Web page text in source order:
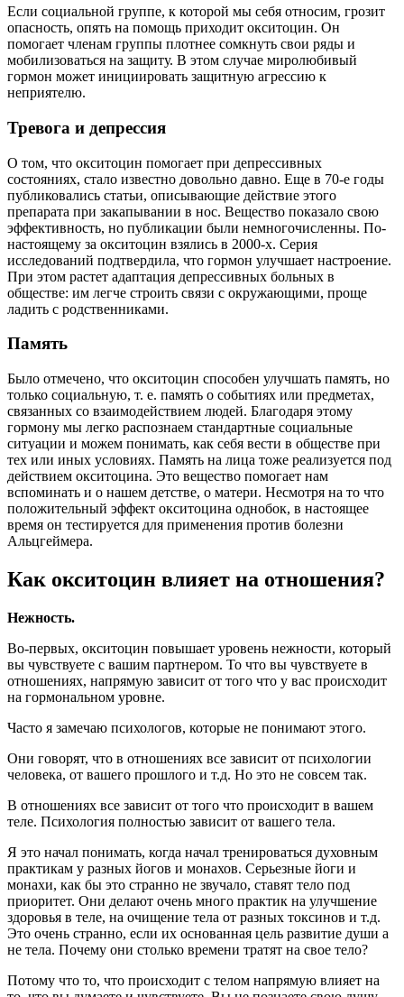
Если социальной группе, к которой мы себя относим, грозит
опасность, опять на помощь приходит окситоцин. Он
помогает членам группы плотнее сомкнуть свои ряды и
мобилизоваться на защиту. В этом случае миролюбивый
гормон может инициировать защитную агрессию к
неприятелю.
Тревога и депрессия
О том, что окситоцин помогает при депрессивных
состояниях, стало известно довольно давно. Еще в 70-е годы
публиковались статьи, описывающие действие этого
препарата при закапывании в нос. Вещество показало свою
эффективность, но публикации были немногочисленны. По-
настоящему за окситоцин взялись в 2000-х. Серия
исследований подтвердила, что гормон улучшает настроение.
При этом растет адаптация депрессивных больных в
обществе: им легче строить связи с окружающими, проще
ладить с родственниками.
Память
Было отмечено, что окситоцин способен улучшать память, но
только социальную, т. е. память о событиях или предметах,
связанных со взаимодействием людей. Благодаря этому
гормону мы легко распознаем стандартные социальные
ситуации и можем понимать, как себя вести в обществе при
тех или иных условиях. Память на лица тоже реализуется под
действием окситоцина. Это вещество помогает нам
вспоминать и о нашем детстве, о матери. Несмотря на то что
положительный эффект окситоцина однобок, в настоящее
время он тестируется для применения против болезни
Альцгеймера.
Как окситоцин влияет на отношения?
Нежность.
Во-первых, окситоцин повышает уровень нежности, который
вы чувствуете с вашим партнером. То что вы чувствуете в
отношениях, напрямую зависит от того что у вас происходит
на гормональном уровне.
Часто я замечаю психологов, которые не понимают этого.
Они говорят, что в отношениях все зависит от психологии
человека, от вашего прошлого и т.д. Но это не совсем так.
В отношениях все зависит от того что происходит в вашем
теле. Психология полностью зависит от вашего тела.
Я это начал понимать, когда начал тренироваться духовным
практикам у разных йогов и монахов. Серьезные йоги и
монахи, как бы это странно не звучало, ставят тело под
приоритет. Они делают очень много практик на улучшение
здоровья в теле, на очищение тела от разных токсинов и т.д.
Это очень странно, если их основанная цель развитие души а
не тела. Почему они столько времени тратят на свое тело?
Потому что то, что происходит с телом напрямую влияет на